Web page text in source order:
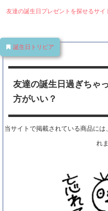
友達の誕生日プレゼントを探せるサイ
誕生日トリビア
友達の誕生日過ぎちゃ
方がいい？
当サイトで掲載されている商品に
れ